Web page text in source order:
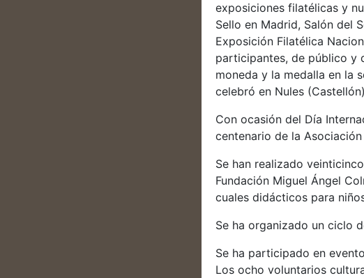
exposiciones filatélicas y
Sello en Madrid, Salón del
Exposición Filatélica
participantes, de público y
moneda y la medalla en la
celebró en Nules
Con ocasión del Día
centenario de la
Se han realizado
Fundación Miguel Ángel
cuales didácticos para
Se ha organizado un ciclo
Se ha participado en
Los ocho voluntarios